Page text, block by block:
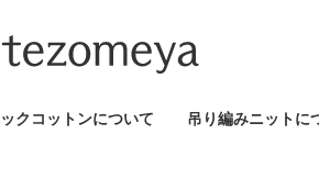
クコットンについて 吊り編みニットに